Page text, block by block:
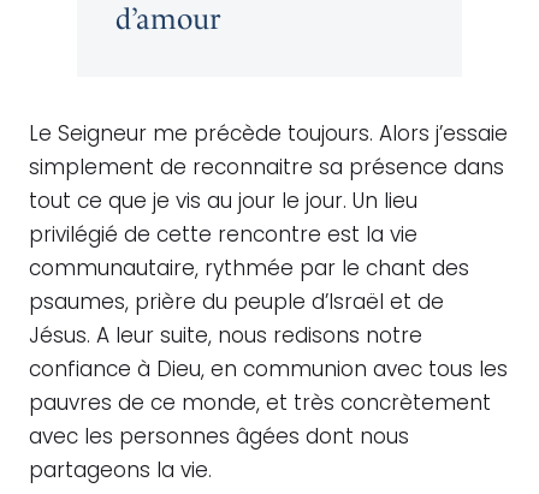
d’amour
Le Seigneur me précède toujours. Alors j’essaie
simplement de reconnaitre sa présence dans
tout ce que je vis au jour le jour. Un lieu
privilégié de cette rencontre est la vie
communautaire, rythmée par le chant des
psaumes, prière du peuple d’Israël et de
Jésus. A leur suite, nous redisons notre
confiance à Dieu, en communion avec tous les
pauvres de ce monde, et très concrètement
avec les personnes âgées dont nous
partageons la vie.